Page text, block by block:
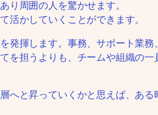
り周囲の人を驚かせます。
活かしていくことができます。
発揮します。事務、サポート業
を担うよりも、チームや組織の
へと昇っていくかと思えば、あ